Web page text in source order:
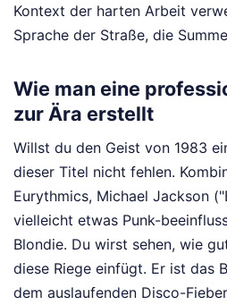
Kontext der harten Arbeit
Sprache der Straße, die
Wie man eine
zur Ära erstellt
Willst du den Geist von 1983
dieser Titel nicht fehlen.
Eurythmics, Michael Jackson
vielleicht etwas Punk-
Blondie. Du wirst sehen, wie
diese Riege einfügt. Er ist das
dem auslaufenden Disco-